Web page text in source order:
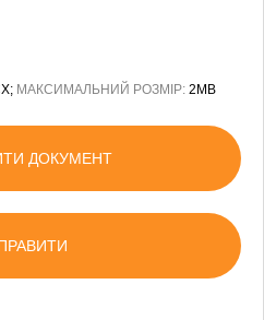
МАКСИМАЛЬНИЙ РОЗМІР: 2MB
ДОКУМЕНТ